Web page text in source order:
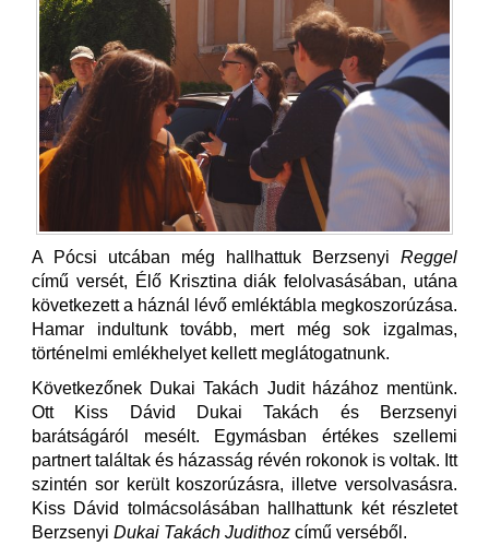
A Pócsi utcában még hallhattuk Berzsenyi Reggel
című versét, Élő Krisztina diák felolvasásában, utána
következett a háznál lévő emléktábla megkoszorúzása.
Hamar indultunk tovább, mert még sok izgalmas,
történelmi emlékhelyet kellett meglátogatnunk.
Következőnek Dukai Takách Judit házához mentünk.
Ott Kiss Dávid Dukai Takách és Berzsenyi
barátságáról mesélt. Egymásban értékes szellemi
partnert találtak és házasság révén rokonok is voltak. Itt
szintén sor került koszorúzásra, illetve versolvasásra.
Kiss Dávid tolmácsolásában hallhattunk két részletet
Berzsenyi Dukai Takách Judithoz című verséből.